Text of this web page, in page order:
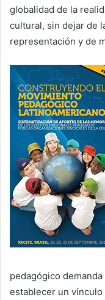
globalidad de la
cultural, sin dejar de
representación y de
pedagógico
establecer un